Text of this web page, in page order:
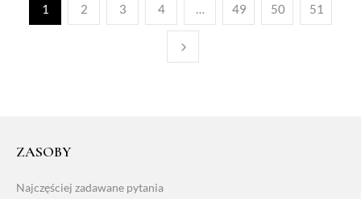
1 2 3 4 49 50 51
ZASOBY
Najczęściej zadawane pytania